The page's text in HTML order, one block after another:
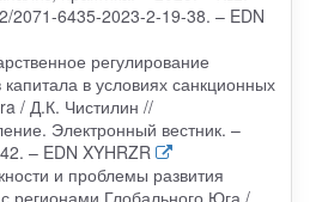
2071-6435-2023-2-19-38. – EDN
регулирование
в условиях санкционных
/ Д.К. Чистилин //
Электронный вестник. –
– EDN XYHRZR
и проблемы развития